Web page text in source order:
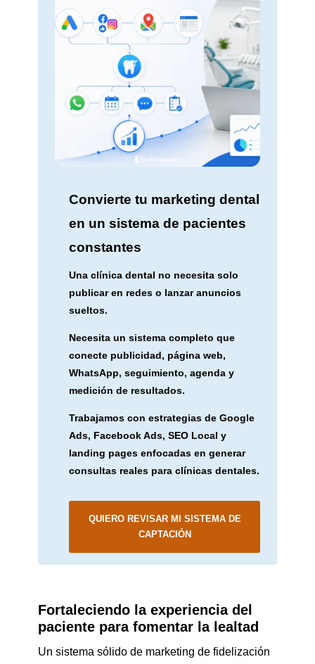
Convierte tu marketing dental
en un sistema de pacientes
constantes
Una clínica dental no necesita solo
publicar en redes o lanzar anuncios
sueltos.
Necesita un sistema completo que
conecte publicidad, página web,
WhatsApp, seguimiento, agenda y
medición de resultados.
Trabajamos con estrategias de Google
Ads, Facebook Ads, SEO Local y
landing pages enfocadas en generar
consultas reales para clínicas dentales.
QUIERO REVISAR MI SISTEMA DE
CAPTACIÓN
Fortaleciendo la experiencia del
paciente para fomentar la lealtad
Un sistema sólido de marketing de fidelización